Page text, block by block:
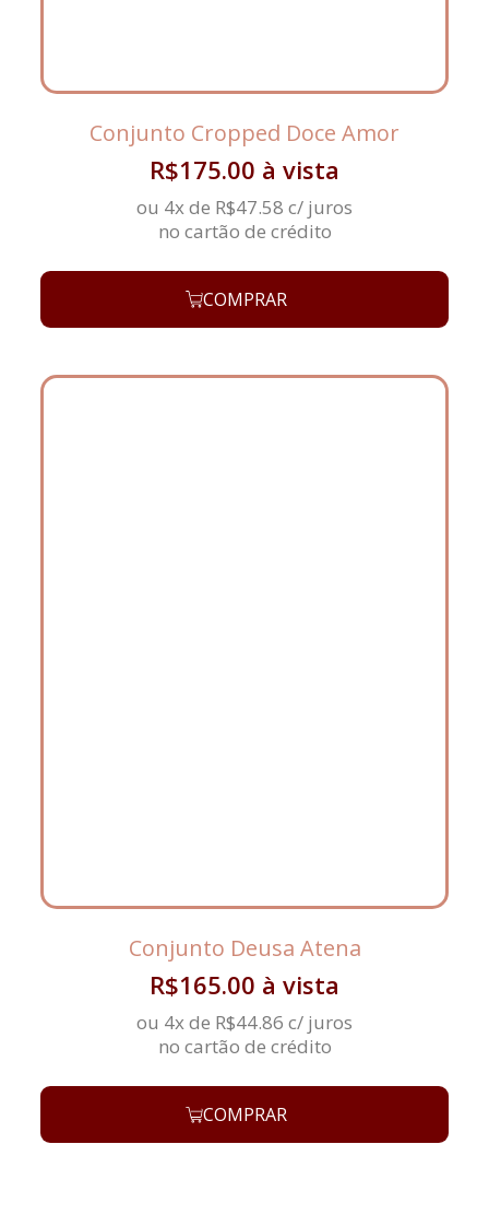
Conjunto Cropped Doce Amor
R$175.00 à vista
ou 4x de R$47.58 c/ juros
no cartão de crédito
COMPRAR
Conjunto Deusa Atena
R$165.00 à vista
ou 4x de R$44.86 c/ juros
no cartão de crédito
COMPRAR